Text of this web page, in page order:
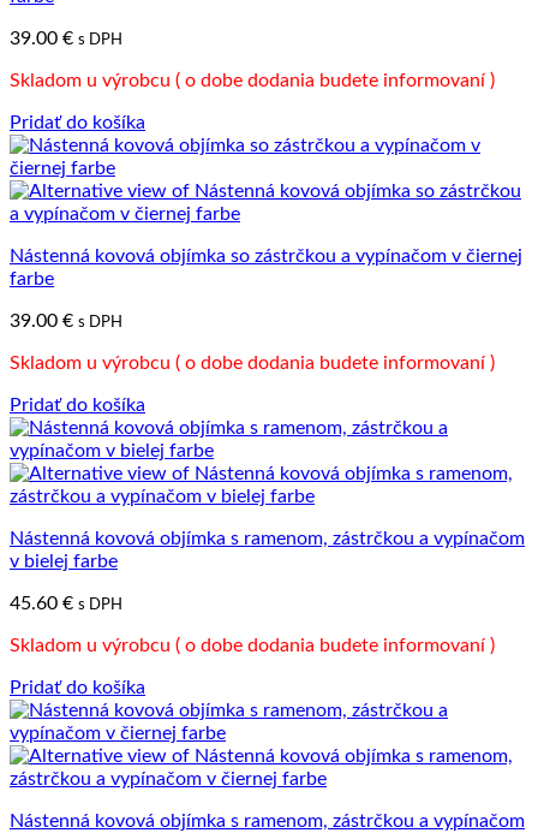
39.00 € s DPH
Skladom u výrobcu ( o dobe dodania budete informovaní )
Pridať do košíka
Nástenná kovová objímka so zástrčkou a vypínačom v čiernej
farbe
39.00 € s DPH
Skladom u výrobcu ( o dobe dodania budete informovaní )
Pridať do košíka
Nástenná kovová objímka s ramenom, zástrčkou a vypínačom
v bielej farbe
45.60 € s DPH
Skladom u výrobcu ( o dobe dodania budete informovaní )
Pridať do košíka
Nástenná kovová objímka s ramenom, zástrčkou a vypínačom